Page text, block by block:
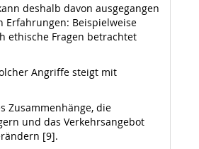
deshalb davon ausgegangen
Erfahrungen: Beispielweise
ethische Fragen betrachtet
Angriffe steigt mit
Zusammenhänge, die
und das Verkehrsangebot
[9].